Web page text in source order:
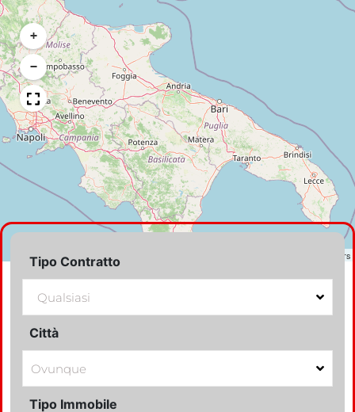
+
−
contributors
Tipo Contratto
Città
Tipo Immobile